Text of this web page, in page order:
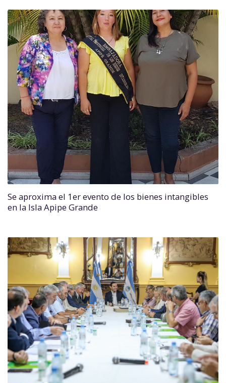
Se aproxima el 1er evento de los bienes intangibles
en la Isla Apipe Grande